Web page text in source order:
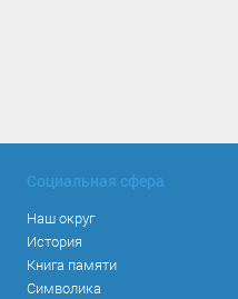
Социальная сфера
Наш округ
История
Книга памяти
Символика